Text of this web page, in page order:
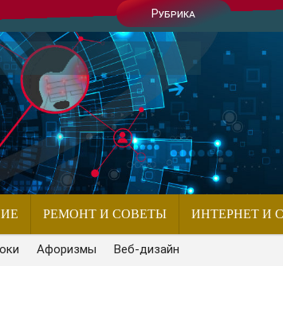
Рубрика
РЕМОНТ И СОВЕТЫ ИНТЕРНЕТ И
Афоризмы Веб-дизайн